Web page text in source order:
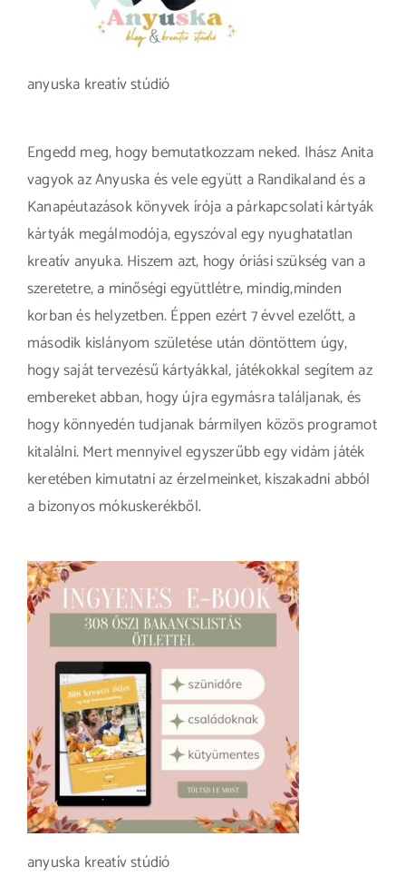
anyuska kreatív stúdió
Engedd meg, hogy bemutatkozzam neked. Ihász Anita
vagyok az Anyuska és vele együtt a Randikaland és a
Kanapéutazások könyvek írója a párkapcsolati kártyák
kártyák megálmodója, egyszóval egy nyughatatlan
kreatív anyuka. Hiszem azt, hogy óriási szükség van a
szeretetre, a minőségi együttlétre, mindig,minden
korban és helyzetben. Éppen ezért 7 évvel ezelőtt, a
második kislányom születése után döntöttem úgy,
hogy saját tervezésű kártyákkal, játékokkal segítem az
embereket abban, hogy újra egymásra találjanak, és
hogy könnyedén tudjanak bármilyen közös programot
kitalálni. Mert mennyivel egyszerűbb egy vidám játék
keretében kimutatni az érzelmeinket, kiszakadni abból
a bizonyos mókuskerékből.
anyuska kreatív stúdió